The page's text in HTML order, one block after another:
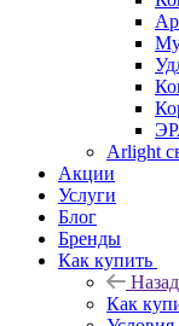
Arlight
Акции
Услуги
Блог
Бренды
Как купить
Назад
Как